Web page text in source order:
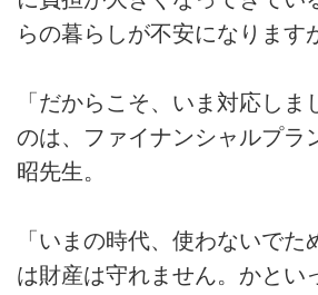
らの暮らしが不安になりま
「だからこそ、いま対応しま
のは、ファイナンシャルプラ
昭先生。
「いまの時代、使わないでた
は財産は守れません。かとい